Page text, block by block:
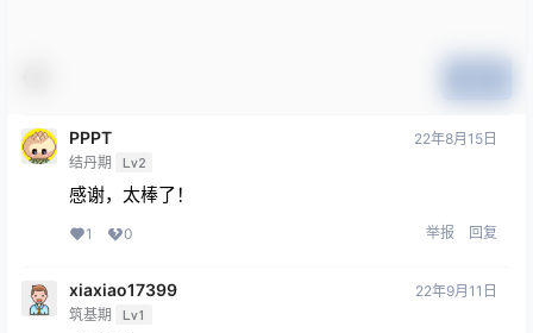
PPPT
结丹期 Lv2
22年8月15日
感谢，太棒了！
1 0 举报 回复
xiaxiao17399
筑基期 Lv1
22年9月11日